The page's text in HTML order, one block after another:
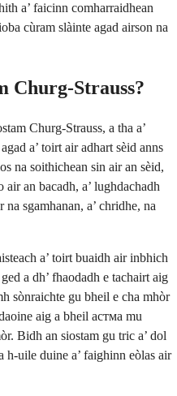
a’ faicinn comharraidhean
cùram slàinte agad airson na
Churg-Strauss?
Churg-Strauss, a tha a’
a’ toirt air adhart sèid anns
na soithichean sin air an sèid,
an bacadh, a’ lughdachadh
sgamhanan, a’ chridhe, na
a’ toirt buaidh air inbhich
a dh’ fhaodadh e tachairt aig
sònraichte gu bheil e cha mhòr
aig a bheil aстма mu
Bidh an siostam gu tric a’ dol
h-uile duine a’ faighinn eòlas air